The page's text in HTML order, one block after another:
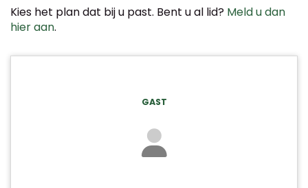
Kies het plan dat bij u past. Bent u al lid? Meld u dan
hier aan.
GAST